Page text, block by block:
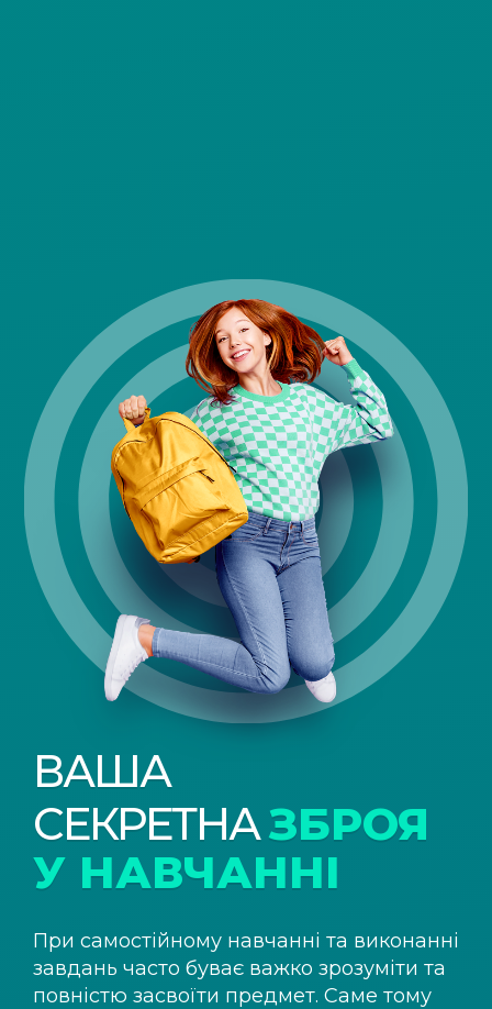
ВАША
СЕКРЕТНАЗБРОЯ
У НАВЧАННІ
При самостійному навчанні та виконанні
завдань часто буває важко зрозуміти та
повністю засвоїти предмет. Саме тому